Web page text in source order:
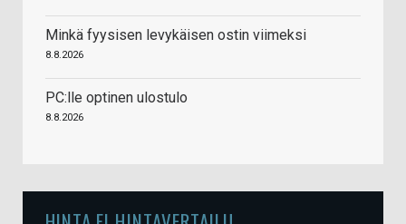
Minkä fyysisen levykäisen ostin viimeksi
8.8.2026
PC:lle optinen ulostulo
8.8.2026